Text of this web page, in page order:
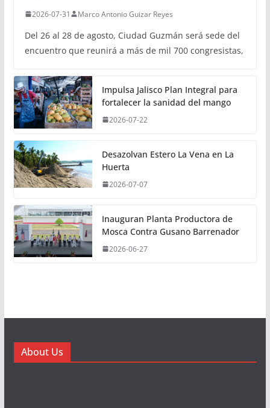
2026-07-31 Marco Antonio Guizar Reyes
Del 26 al 28 de agosto, Ciudad Guzmán será sede del
encuentro que reunirá a más de mil 700 congresistas,
Impulsa Jalisco Plan Integral para
fortalecer la sanidad del mango
2026-07-22
Desazolvan Estero La Vena en La
Huerta
2026-07-07
Inauguran Planta Productora de
Mosca Contra Gusano Barrenador
2026-06-27
About Us